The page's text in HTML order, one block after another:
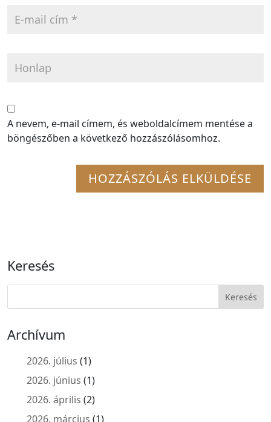
A nevem, e-mail címem, és weboldalcímem mentése a
böngészőben a következő hozzászólásomhoz.
Keresés
Archívum
2026. július (1)
2026. június (1)
2026. április (2)
2026. március (1)